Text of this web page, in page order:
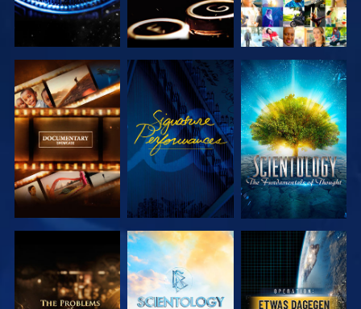
SERIE
ENTDECKEN
ANSEHEN
SERIE
ENTDECKEN
SERIE
ENTDECKEN
SERIE
ENTDECKEN
ANSEHEN